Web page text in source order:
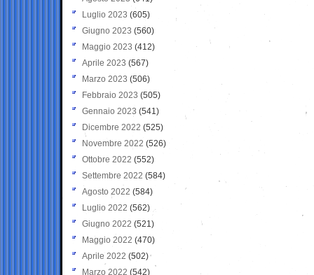
Luglio 2023 (605)
Giugno 2023 (560)
Maggio 2023 (412)
Aprile 2023 (567)
Marzo 2023 (506)
Febbraio 2023 (505)
Gennaio 2023 (541)
Dicembre 2022 (525)
Novembre 2022 (526)
Ottobre 2022 (552)
Settembre 2022 (584)
Agosto 2022 (584)
Luglio 2022 (562)
Giugno 2022 (521)
Maggio 2022 (470)
Aprile 2022 (502)
Marzo 2022 (542)